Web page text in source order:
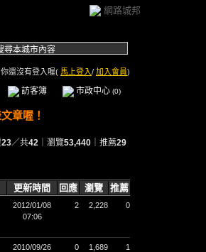
網路城邦
你還沒有登入喔( 馬上登入/ 加入會員)
訪客簿 市政中心 (0)
23／共42 ｜瀏覽53,440 ｜推薦29
更新時間 回應 瀏覽
推薦
2012/01/08
07:06
2 2,228 0
2010/09/26
0 1,689 1